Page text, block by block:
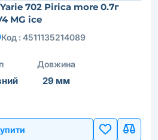
702 Pirica more 0.7г
MG ice
Код : 4511135214089
Довжина
29 мм